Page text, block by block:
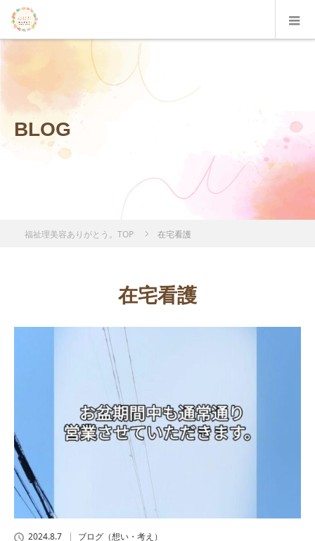
BLOG
福祉理美容ありがとう。TOP 在宅看護
在宅看護
2024.8.7 ブログ（想い・考え）